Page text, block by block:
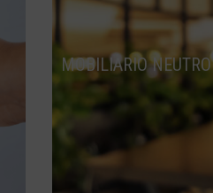
MOBILIARIO NEUTRO